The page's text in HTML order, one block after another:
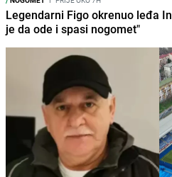
Legendarni Figo okrenuo leđa
je da ode i spasi nogomet"